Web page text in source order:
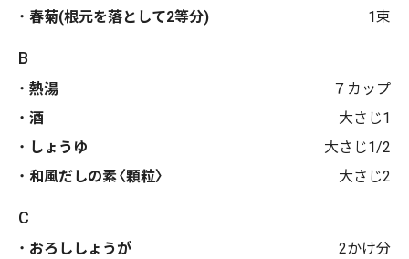
春菊(根元を落として2等分)
1束
B
熱湯
７カップ
酒
大さじ1
しょうゆ
大さじ1/2
和風だしの素〈顆粒〉
大さじ2
C
おろししょうが
2かけ分